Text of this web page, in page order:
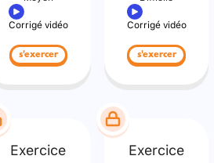
Corrigé vidéo
s'exercer
Corrigé vidéo
s'exercer
Exercice Exercice